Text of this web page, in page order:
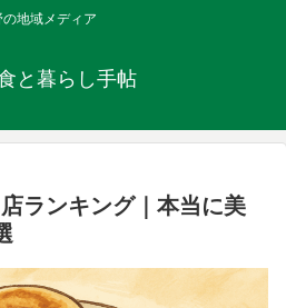
の地域メディア
と暮らし手帖
ランキング｜本当に美